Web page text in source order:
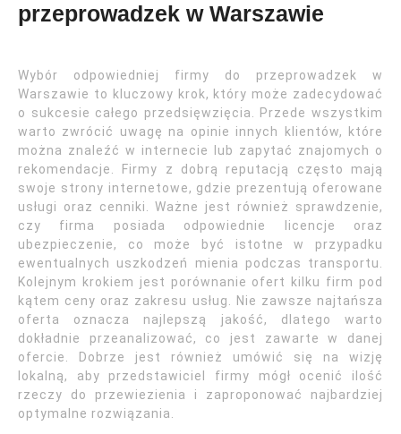
przeprowadzek w Warszawie
Wybór odpowiedniej firmy do przeprowadzek w
Warszawie to kluczowy krok, który może zadecydować
o sukcesie całego przedsięwzięcia. Przede wszystkim
warto zwrócić uwagę na opinie innych klientów, które
można znaleźć w internecie lub zapytać znajomych o
rekomendacje. Firmy z dobrą reputacją często mają
swoje strony internetowe, gdzie prezentują oferowane
usługi oraz cenniki. Ważne jest również sprawdzenie,
czy firma posiada odpowiednie licencje oraz
ubezpieczenie, co może być istotne w przypadku
ewentualnych uszkodzeń mienia podczas transportu.
Kolejnym krokiem jest porównanie ofert kilku firm pod
kątem ceny oraz zakresu usług. Nie zawsze najtańsza
oferta oznacza najlepszą jakość, dlatego warto
dokładnie przeanalizować, co jest zawarte w danej
ofercie. Dobrze jest również umówić się na wizję
lokalną, aby przedstawiciel firmy mógł ocenić ilość
rzeczy do przewiezienia i zaproponować najbardziej
optymalne rozwiązania.